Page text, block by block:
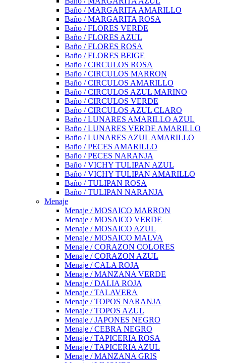
Baño / MARGARITA AMARILLO
Baño / MARGARITA ROSA
Baño / FLORES VERDE
Baño / FLORES AZUL
Baño / FLORES ROSA
Baño / FLORES BEIGE
Baño / CIRCULOS ROSA
Baño / CIRCULOS MARRON
Baño / CIRCULOS AMARILLO
Baño / CIRCULOS AZUL MARINO
Baño / CIRCULOS VERDE
Baño / CIRCULOS AZUL CLARO
Baño / LUNARES AMARILLO AZUL
Baño / LUNARES VERDE AMARILLO
Baño / LUNARES AZUL AMARILLO
Baño / PECES AMARILLO
Baño / PECES NARANJA
Baño / VICHY TULIPAN AZUL
Baño / VICHY TULIPAN AMARILLO
Baño / TULIPAN ROSA
Baño / TULIPAN NARANJA
Menaje
Menaje / MOSAICO MARRON
Menaje / MOSAICO VERDE
Menaje / MOSAICO AZUL
Menaje / MOSAICO MALVA
Menaje / CORAZON COLORES
Menaje / CORAZON AZUL
Menaje / CALA ROJA
Menaje / MANZANA VERDE
Menaje / DALIA ROJA
Menaje / TALAVERA
Menaje / TOPOS NARANJA
Menaje / TOPOS AZUL
Menaje / JAPONES NEGRO
Menaje / CEBRA NEGRO
Menaje / TAPICERIA ROSA
Menaje / TAPICERIA AZUL
Menaje / MANZANA GRIS